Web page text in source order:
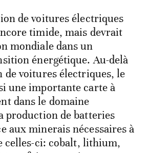
de voitures électriques
timide, mais devrait
mondiale dans un
énergétique. Au-delà
de voitures électriques, le
une importante carte à
dans le domaine
production de batteries
aux minerais nécessaires à
celles-ci: cobalt, lithium,